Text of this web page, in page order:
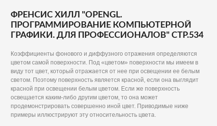
ФРЕНСИС ХИЛЛ "OPENGL.
ПРОГРАММИРОВАНИЕ КОМПЬЮТЕРНОЙ
ГРАФИКИ. ДЛЯ ПРОФЕССИОНАЛОВ" СТР.534
Коэффициенты фонового и диффузного отражения определяются
цветом самой поверхности. Под «цветом» поверхности мы имеем в
виду тот цвет, который отражается от нее при освещении ее белым
светом. Поэтому поверхность является красной, если она выглядит
красной при освещении белым цветом. Если же поверхность
освещается каким-либо другим цветом, то она может
продемонстрировать совершенно иной цвет. Приводимые ниже
примеры иллюстрируют эту относительность цвета.